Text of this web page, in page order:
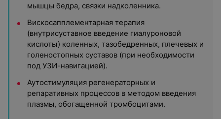
мышцы бедра, связки надколенника.
Вискосапплементарная терапия
(внутрисуставное введение гиалуроновой
кислоты) коленных, тазобедренных, плечевых и
голеностопных суставов (при необходимости
под УЗИ-навигацией).
Аутостимуляция регенераторных и
репаративных процессов в методом введения
плазмы, обогащенной тромбоцитами.